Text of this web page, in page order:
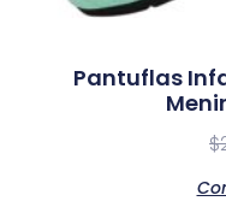
Pantuflas
$